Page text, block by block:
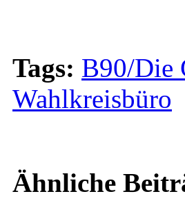
Tags: B90/Die
Wahlkreisbüro
Ähnliche